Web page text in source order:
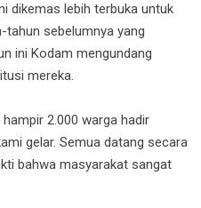
dikemas lebih terbuka untuk
sebelumnya yang
ini Kodam mengundang
mereka.
2.000 warga hadir
gelar. Semua datang secara
bahwa masyarakat sangat